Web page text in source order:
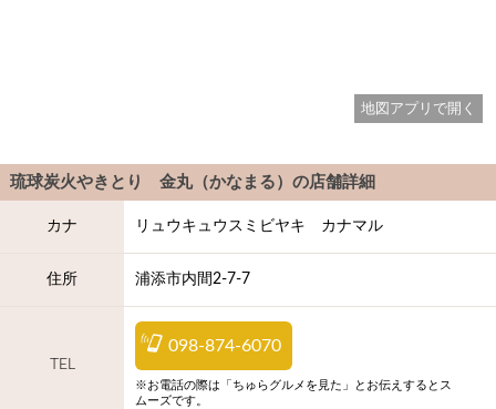
地図アプリで開く
琉球炭火やきとり 金丸（かなまる） の店舗詳細
カナ リュウキュウスミビヤキ カナマル
住所 浦添市内間2-7-7
TEL
098-874-6070
※お電話の際は「ちゅらグルメを見た」とお伝えするとス
ムーズです。